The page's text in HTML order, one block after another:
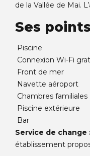
de la Vallée de Mai.
Ses
Piscine
Connexion Wi-Fi
Front de mer
Navette aéroport
Chambres familiales
Piscine extérieure
Bar
Service de change
établissement